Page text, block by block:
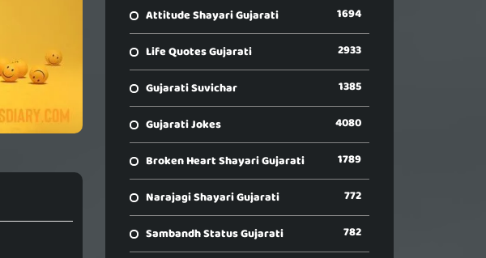
Attitude Shayari Gujarati 1694
Life Quotes Gujarati 2933
Gujarati Suvichar 1385
Gujarati Jokes 4080
Broken Heart Shayari Gujarati 1789
Narajagi Shayari Gujarati 772
Sambandh Status Gujarati 782